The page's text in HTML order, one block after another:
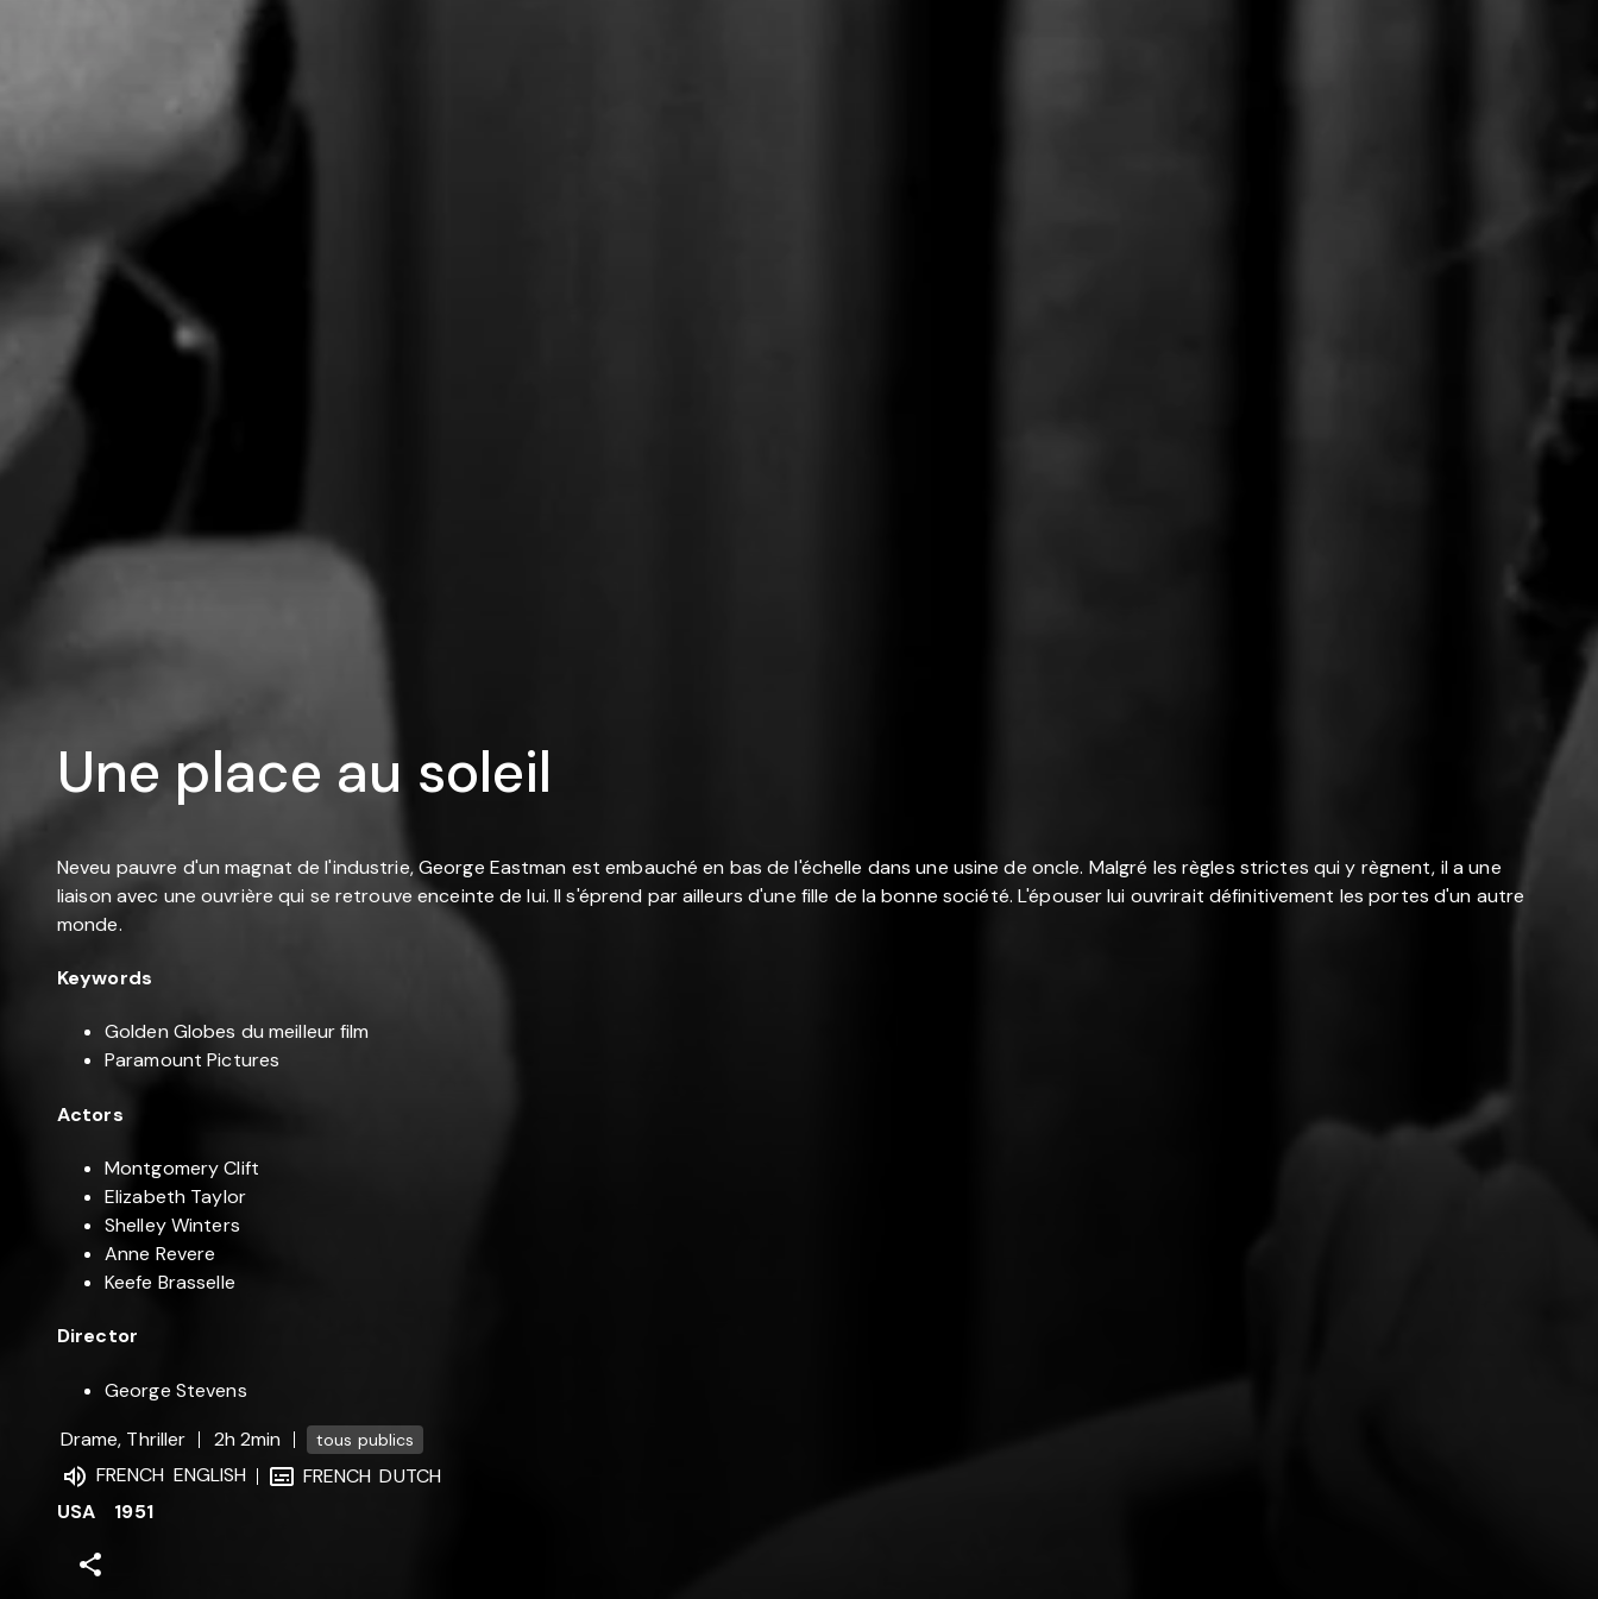
Une place au soleil
Neveu pauvre d'un magnat de l'industrie, George Eastman est embauché en bas de l'échelle dans une usine de oncle. Malgré les règles strictes qui y règnent, il a une
liaison avec une ouvrière qui se retrouve enceinte de lui. Il s'éprend par ailleurs d'une fille de la bonne société. L'épouser lui ouvrirait définitivement les portes d'un autre
monde.
Keywords
Golden Globes du meilleur film
Paramount Pictures
Actors
Montgomery Clift
Elizabeth Taylor
Shelley Winters
Anne Revere
Keefe Brasselle
Director
George Stevens
Drame, Thriller
2h 2min tous publics
FRENCH ENGLISH FRENCH DUTCH
USA
1951